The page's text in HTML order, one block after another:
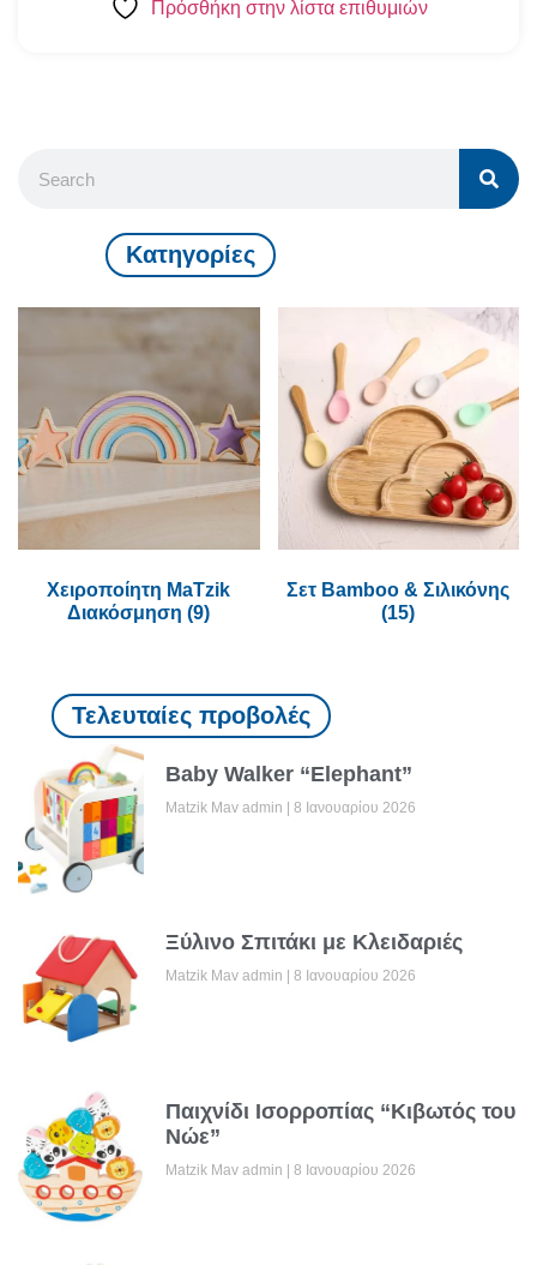
Πρόσθήκη στην λίστα επιθυμιών
Kατηγορίες
Χειροποίητη MaTzik
Διακόσμηση(9)
Σετ Bamboo & Σιλικόνης
(15)
Τελευταίες προβολές
Baby Walker “Elephant”
Matzik Mav admin 8 Ιανουαρίου 2026
Ξύλινο Σπιτάκι με Κλειδαριές
Matzik Mav admin 8 Ιανουαρίου 2026
Παιχνίδι Ισορροπίας “Κιβωτός του
Νώε”
Matzik Mav admin 8 Ιανουαρίου 2026